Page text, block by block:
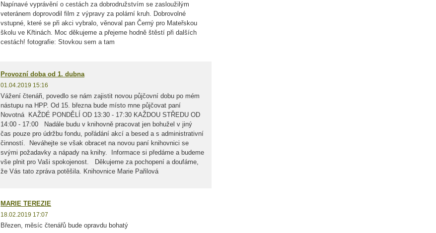
Napínavé vyprávění o cestách za dobrodružstvím se zasloužilým
veteránem doprovodil film z výpravy za polární kruh. Dobrovolné
vstupné, které se při akci vybralo, věnoval pan Černý pro Mateřskou
školu ve Křtinách. Moc děkujeme a přejeme hodně štěstí při dalších
cestách! fotografie: Stovkou sem a tam
Provozní doba od 1. dubna
01.04.2019 15:16
Vážení čtenáři, povedlo se nám zajistit novou půjčovní dobu po mém
nástupu na HPP. Od 15. března bude místo mne půjčovat paní
Novotná KAŽDÉ PONDĚLÍ OD 13:30 - 17:30 KAŽDOU STŘEDU OD
14:00 - 17:00 Nadále budu v knihovně pracovat jen bohužel v jiný
čas pouze pro údržbu fondu, pořádání akcí a besed a s administrativní
činností. Neváhejte se však obracet na novou paní knihovnici se
svými požadavky a nápady na knihy. Informace si předáme a budeme
vše plnit pro Vaši spokojenost. Děkujeme za pochopení a doufáme,
že Vás tato zpráva potěšila. Knihovnice Marie Pařilová
MARIE TEREZIE
18.02.2019 17:07
Březen, měsíc čtenářů bude opravdu bohatý